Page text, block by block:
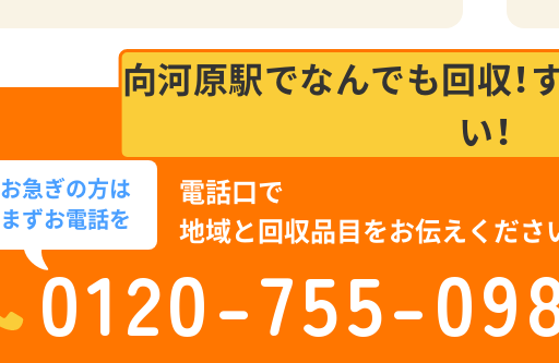
向河原駅でなんでも回収！
い！
お急ぎの方は
まずお電話を
電話口で
地域と回収品目をお伝えくださ
0120-755-